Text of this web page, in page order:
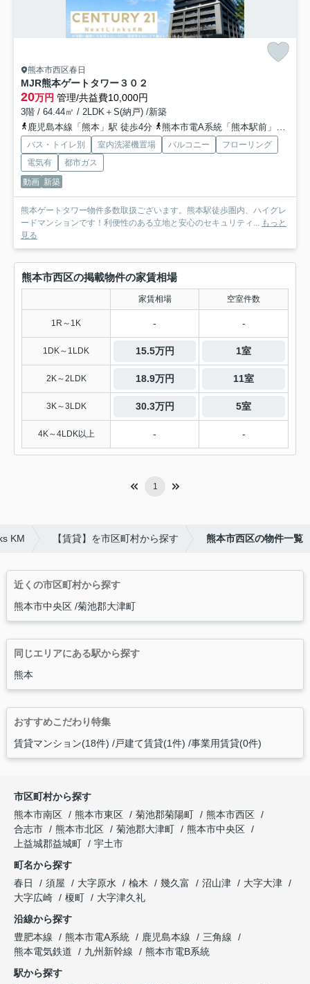
熊本市西区春日
MJR熊本ゲートタワー３０２
20万円 管理/共益費10,000円
3階 / 64.44㎡ / 2LDK＋S(納戸) /新築
鹿児島本線「熊本」駅 徒歩4分
熊本市電A系統「熊本駅前」駅 徒歩5分
バス・トイレ別 室内洗濯機置場 バルコニー
フローリング
電気有
都市ガス
動画 新築
熊本ゲートタワー物件多数取扱ございます。熊本駅徒歩圏内、ハイグレ
ードマンションです！利便性のある立地と安心のセキュリティ...
もっと
見る
熊本市西区の掲載物件の家賃相場
家賃相場 空室件数
1R～1K - -
1DK～1LDK 15.5万円 1室
2K～2LDK 18.9万円 11室
3K～3LDK 30.3万円 5室
4K～4LDK以上 - -
1
KM 【賃貸】を市区町村から探す 熊本市西区の物件一覧
近くの市区町村から探す
熊本市中央区 菊池郡大津町
同じエリアにある駅から探す
熊本
おすすめこだわり特集
賃貸マンション(18件) 戸建て賃貸(1件) 事業用賃貸(0件)
市区町村から探す
熊本市南区
熊本市東区 菊池郡菊陽町
熊本市西区
合志市
熊本市北区 菊池郡大津町
熊本市中央区
上益城郡益城町
宇土市
町名から探す
春日
須屋 大字原水 楡木 幾久富 沼山津
大字大津
大字広崎
榎町
大字津久礼
沿線から探す
豊肥本線
熊本市電A系統 鹿児島本線
三角線
熊本電気鉄道
九州新幹線
熊本市電B系統
駅から探す